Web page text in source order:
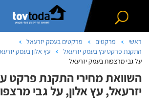
ראשי פרקטים
פרקטים בעמק יזרעאל
התקנת פרקט עץ בעמק יזרעאל
עץ אלון בעמק
על גבי מרצפות בעמק יזרעאל
השוואת מחירי התקנת פרקט
יזרעאל, עץ אלון, על גבי